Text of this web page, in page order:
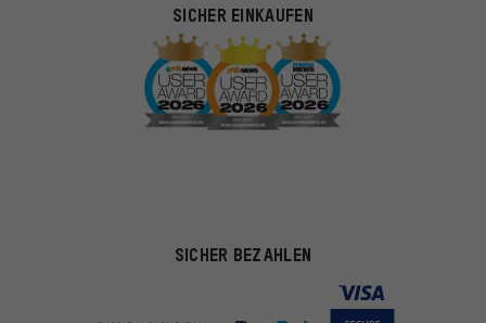
SICHER EINKAUFEN
SICHER BEZAHLEN